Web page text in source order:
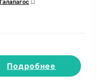
Галапагос
Подробнее